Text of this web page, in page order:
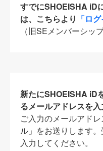
すでにSHOEISHA iD
は、こちらより 「ロ
（旧SEメンバーシッ
新たにSHOEISHA iD
るメールアドレスを入
ご入力のメールアド
ル」をお送りします
入力してください。